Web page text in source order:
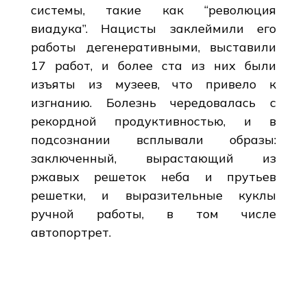
системы, такие как “революция
виадука”. Нацисты заклеймили его
работы дегенеративными, выставили
17 работ, и более ста из них были
изъяты из музеев, что привело к
изгнанию. Болезнь чередовалась с
рекордной продуктивностью, и в
подсознании всплывали образы:
заключенный, вырастающий из
ржавых решеток неба и прутьев
решетки, и выразительные куклы
ручной работы, в том числе
автопортрет.